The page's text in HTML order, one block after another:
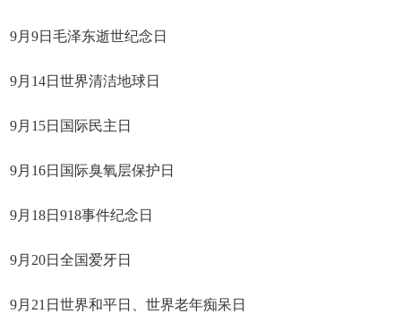
9月9日毛泽东逝世纪念日
9月14日世界清洁地球日
9月15日国际民主日
9月16日国际臭氧层保护日
9月18日918事件纪念日
9月20日全国爱牙日
9月21日世界和平日、世界老年痴呆日